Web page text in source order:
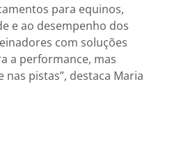
para equinos,
e ao desempenho dos
com soluções
a performance, mas
pistas”, destaca Maria